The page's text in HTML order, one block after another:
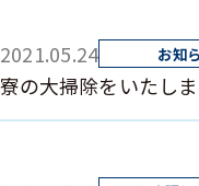
2021.05.24
寮の大掃除をいたし